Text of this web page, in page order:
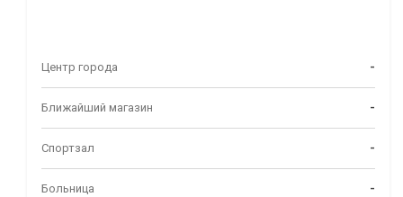
Центр города -
Ближайший магазин -
Спортзал -
Больница -